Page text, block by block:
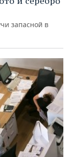
запасной в